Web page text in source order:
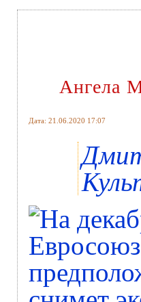
Ангела
Дата: 21.06.2020 17:07